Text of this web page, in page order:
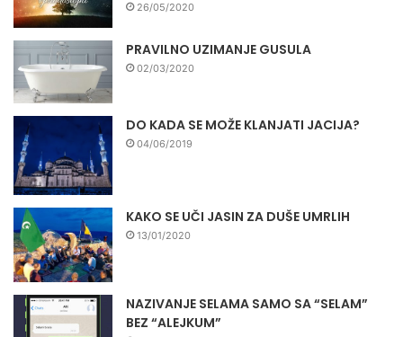
26/05/2020
PRAVILNO UZIMANJE GUSULA
02/03/2020
DO KADA SE MOŽE KLANJATI JACIJA?
04/06/2019
KAKO SE UČI JASIN ZA DUŠE UMRLIH
13/01/2020
NAZIVANJE SELAMA SAMO SA “SELAM”
BEZ “ALEJKUM”